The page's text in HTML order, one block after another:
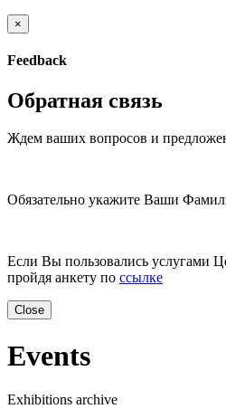
×
Feedback
Обратная связь
Ждем ваших вопросов и
Обязательно укажите Ваши
Если Вы пользовались услугами
пройдя анкету по ссылке
Close
Events
Exhibitions archive